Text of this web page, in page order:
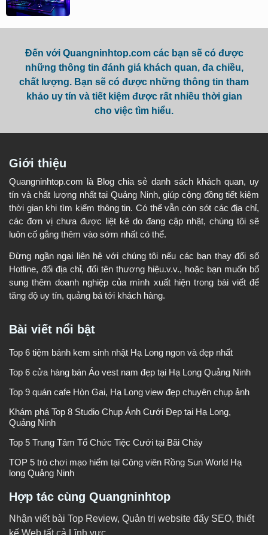
Đến với Quangninhtop.com các bạn sẽ có được
những thông tin đánh giá khách quan, đa chiều,
chất lượng. Bạn sẽ có được những thông tin tham
khảo uy tín và tiết kiệm được rất nhiều thời gian
cho việc tìm hiểu.
Giới thiệu
Quangninhtop.com là Blog chia sẻ danh sách khách quan, uy
tín và chất lượng nhất tại Quảng Ninh, giúp cộng đồng tiết kiệm
thời gian khi tìm kiếm thông tin. Có thể vẫn còn sót các địa chỉ,
các đơn vị chưa được liệt kê do đang cập nhật, chúng tôi sẽ
luôn cố gắng thêm vào sớm nhất có thể.
Đừng ngần ngại liên hệ với chúng tôi nếu các bạn thay đổi số
Hotline, đổi địa chỉ, đổi tên thương hiệu.v.v., hoặc bạn muốn bổ
sung thêm doanh nghiệp của mình xuất hiện trong bài viết để
tăng độ uy tín, quảng bá tới khách hàng.
Bài viết nổi bật
Top 6 tiệm bánh kem sinh nhật Hạ Long ngon và đẹp nhất
Top 6 cửa hàng bán Áo vest nam đẹp tại Hạ Long Quảng Ninh
Top 9 quán cafe Hòn Gai, Hạ Long view đẹp chuyên chụp ảnh
Khám phá Top 8 Studio Chụp Ảnh Cưới Đẹp tại Hạ Long,
Quảng Ninh
Top 5 Trung Tâm Tổ Chức Tiệc Cưới tại Bãi Cháy
TOP 5 trò chơi mạo hiểm tại Công viên Rồng Sun World Hạ
long Quảng Ninh
Hợp tác cùng Quangninhtop
Nhận viết bài Top Review, Quản trị website đẩy SEO, thiết
kế Web tất cả Lĩnh vực.